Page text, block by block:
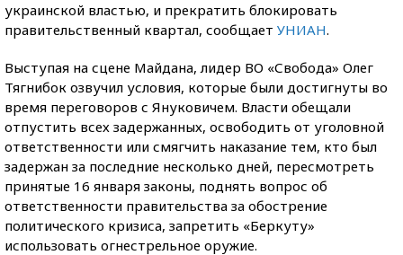
украинской властью, и прекратить блокировать
правительственный квартал, сообщает УНИАН.
Выступая на сцене Майдана, лидер ВО «Свобода» Олег
Тягнибок озвучил условия, которые были достигнуты во
время переговоров с Януковичем. Власти обещали
отпустить всех задержанных, освободить от уголовной
ответственности или смягчить наказание тем, кто был
задержан за последние несколько дней, пересмотреть
принятые 16 января законы, поднять вопрос об
ответственности правительства за обострение
политического кризиса, запретить «Беркуту»
использовать огнестрельное оружие.